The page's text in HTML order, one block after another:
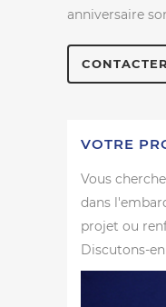
anniversaire
VOTRE
Vous
dans
projet ou
Discutons-